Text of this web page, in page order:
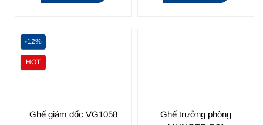
-12%
HOT
Ghế giám đốc VG1058
Ghế trưởng phòng